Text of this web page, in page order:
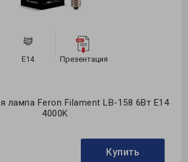
E14 Презентация
лампа Feron Filament LB-158 6Вт E14
4000K
Купить